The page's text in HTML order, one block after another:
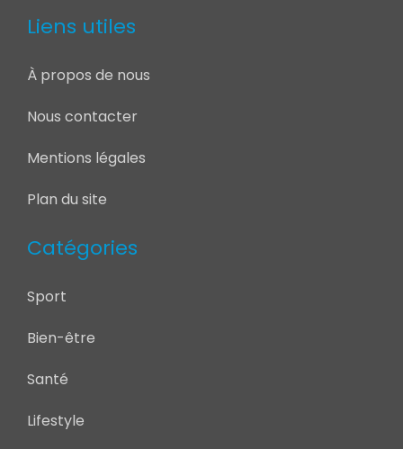
Liens utiles
À propos de nous
Nous contacter
Mentions légales
Plan du site
Catégories
Sport
Bien-être
Santé
Lifestyle